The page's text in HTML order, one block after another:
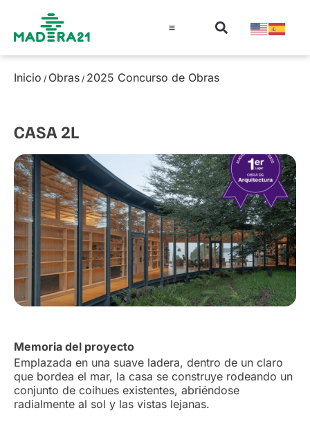
Inicio / Obras / 2025 Concurso de Obras
CASA 2L
Memoria del proyecto
Emplazada en una suave ladera, dentro de un claro
que bordea el mar, la casa se construye rodeando un
conjunto de coihues existentes, abriéndose
radialmente al sol y las vistas lejanas.